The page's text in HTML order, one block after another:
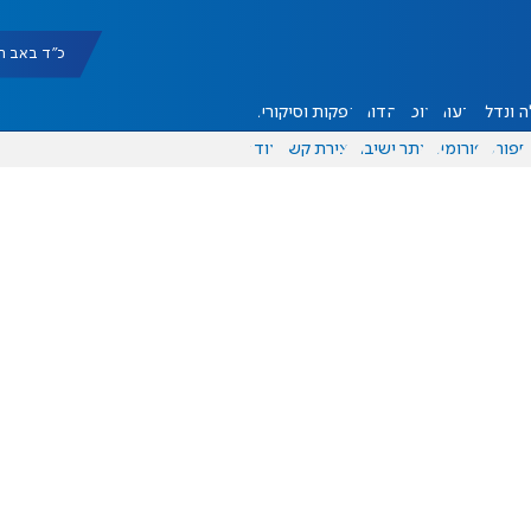
כ"ד באב תשפ"ו
ונדל"ן דעות אוכל יהדות הפקות וסיקורים
ספורט פורומים אתר ישיבה יצירת קשר עוד